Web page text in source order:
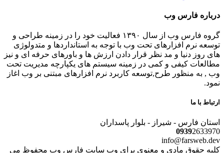
درباره فارس وب
گروه فارس وب از سال ۱۳۹۰ فعالیت خود را در زمینه طراحی و
توسعه نرم افزارهای تحت وب با توجه به استانداردها و متدولوژی
های روز دنیا و مد نظر قرار دادن ارزش ها و باورهای حرفه ای و نیز
مطالعات کیفی و کمی در زمینه سیستم های یکپارچه مدیریت تحت
وب , به منظور طرح,توسعه کاربرد نرم افزارهای مبتنی بر وب اغاز
نمود.
ارتباط با ما
استان فارس - شیراز - بلوار پاسداران
09392633970
info@farsweb.dev
کلیه حقوق مادی و معنوی برای وب سایت فارس وب محفوظ می